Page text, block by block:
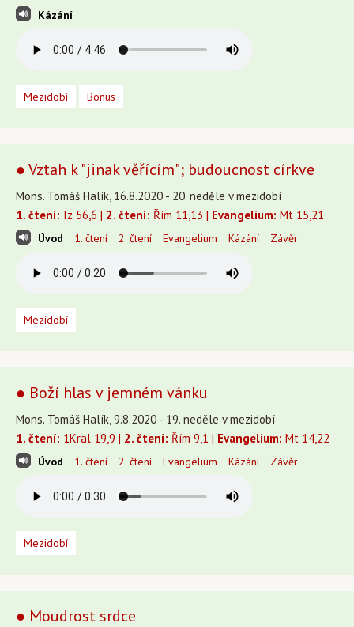
Kázání
Mezidobí Bonus
● Vztah k "jinak věřícím"; budoucnost církve
Mons. Tomáš Halík, 16.8.2020 - 20. neděle v mezidobí
1. čtení: Iz 56,6 | 2. čtení: Řím 11,13 | Evangelium: Mt 15,21
Úvod 1. čtení 2. čtení Evangelium Kázání Závěr
Mezidobí
● Boží hlas v jemném vánku
Mons. Tomáš Halík, 9.8.2020 - 19. neděle v mezidobí
1. čtení: 1Kral 19,9 | 2. čtení: Řím 9,1 | Evangelium: Mt 14,22
Úvod 1. čtení 2. čtení Evangelium Kázání Závěr
Mezidobí
● Moudrost srdce